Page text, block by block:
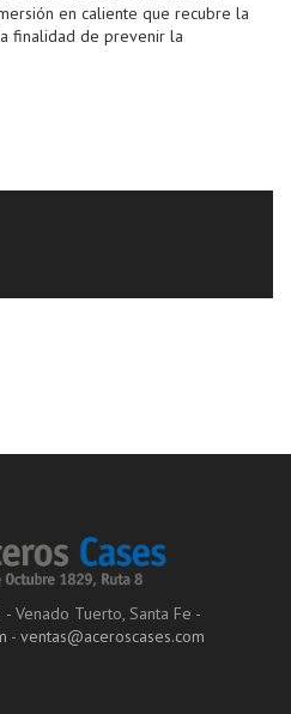
en caliente que recubre la
finalidad de prevenir la
Venado Tuerto, Santa Fe -
- ventas@aceroscases.com